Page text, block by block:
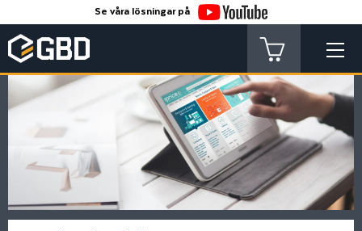
Se våra lösningar på